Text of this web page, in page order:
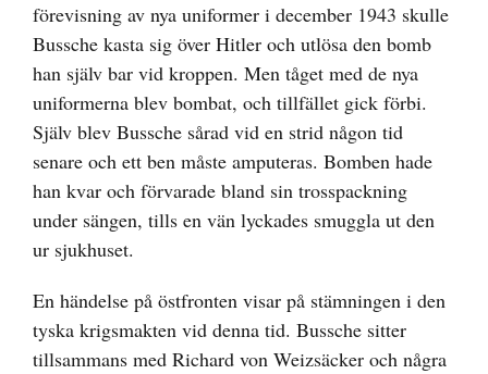
förevisning av nya uniformer i december 1943 skulle
Bussche kasta sig över Hitler och utlösa den bomb
han själv bar vid kroppen. Men tåget med de nya
uniformerna blev bombat, och tillfället gick förbi.
Själv blev Bussche sårad vid en strid någon tid
senare och ett ben måste amputeras. Bomben hade
han kvar och förvarade bland sin trosspackning
under sängen, tills en vän lyckades smuggla ut den
ur sjukhuset.
En händelse på östfronten visar på stämningen i den
tyska krigsmakten vid denna tid. Bussche sitter
tillsammans med Richard von Weizsäcker och några